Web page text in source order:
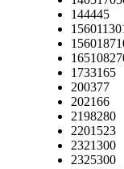
144445
1733165
200377
202166
2198280
2201523
2321300
2325300